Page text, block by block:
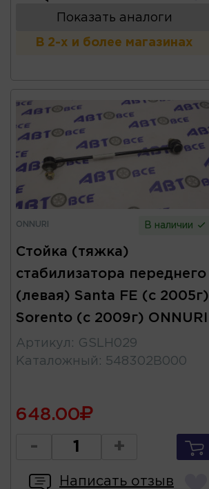
Показать аналоги
В 2-х и более магазинах
ONNURI В наличии
Стойка (тяжка)
стабилизатора переднего
(левая) Santa FE (с 2005г)
Sorento (с 2009г) ONNURI
Артикул : GSLH029
Каталожный : 548302B000
648.00
- +
Написать отзыв